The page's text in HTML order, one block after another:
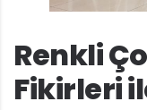
Renkli
Fikirleri